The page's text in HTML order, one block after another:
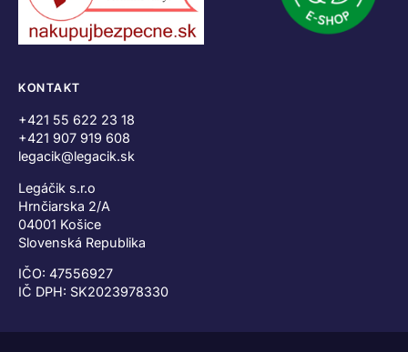
KONTAKT
+421 55 622 23 18
+421 907 919 608
legacik@legacik.sk
Legáčik s.r.o
Hrnčiarska 2/A
04001 Košice
Slovenská Republika
IČO: 47556927
IČ DPH: SK2023978330